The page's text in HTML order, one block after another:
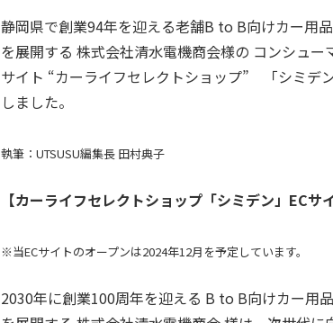
静岡県で創業94年を迎える老舗B to B向けカー用
を展開する 株式会社清水電機商会様の コンシュ
サイト “カーライフセレクトショップ” 「シミデ
しました。
執筆：UTSUSU編集長 田村典子
【カーライフセレクトショップ「シミデン」ECサ
※当ECサイトのオープンは2024年12月を予定しています。
2030年に創業100周年を迎える B to B向けカー用